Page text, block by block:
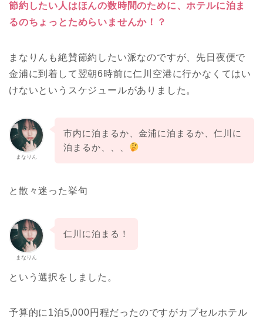
節約したい人はほんの数時間のために、ホテルに泊ま
るのちょっとためらいませんか！？
まなりんも絶賛節約したい派なのですが、先日夜便で
金浦に到着して翌朝6時前に仁川空港に行かなくてはい
けないというスケジュールがありました。
まなりん
市内に泊まるか、金浦に泊まるか、仁川に
泊まるか、、、
と散々迷った挙句
まなりん
仁川に泊まる！
という選択をしました。
予算的に1泊5,000円程だったのですがカプセルホテル